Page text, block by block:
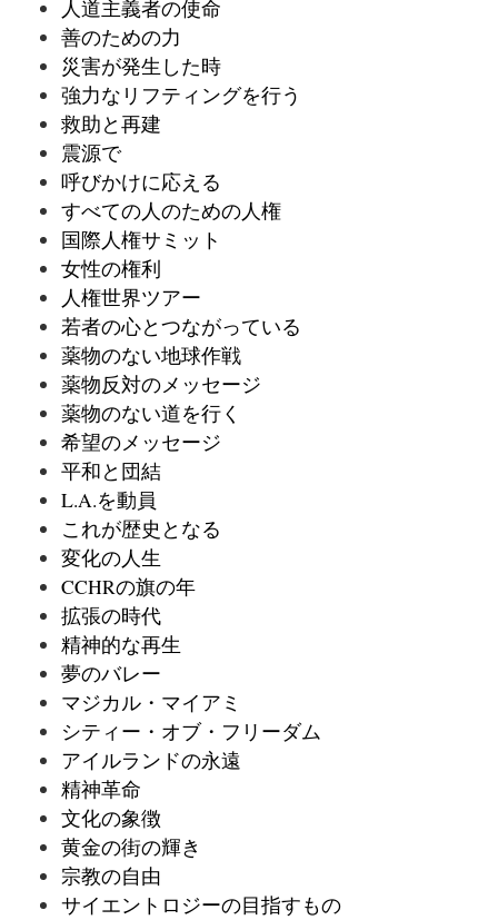
人道主義者の使命
善のための力
災害が発生した時
強力なリフティングを行う
救助と再建
震源で
呼びかけに応える
すべての人のための人権
国際人権サミット
女性の権利
人権世界ツアー
若者の心とつながっている
薬物のない地球作戦
薬物反対のメッセージ
薬物のない道を行く
希望のメッセージ
平和と団結
L.A.を動員
これが歴史となる
変化の人生
CCHRの旗の年
拡張の時代
精神的な再生
夢のバレー
マジカル・マイアミ
シティー・オブ・フリーダム
アイルランドの永遠
精神革命
文化の象徴
黄金の街の輝き
宗教の自由
サイエントロジーの目指すもの